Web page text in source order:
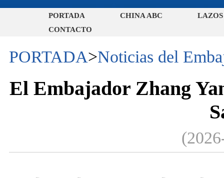
PORTADA CHINA ABC
CONTACTO
PORTADA>Noticias del
El Embajador Zhang